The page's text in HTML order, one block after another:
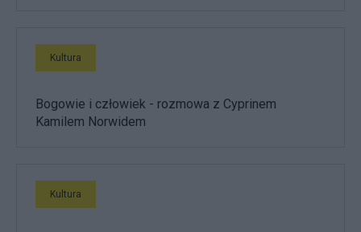
Kultura
Bogowie i człowiek - rozmowa z Cyprinem
Kamilem Norwidem
Kultura